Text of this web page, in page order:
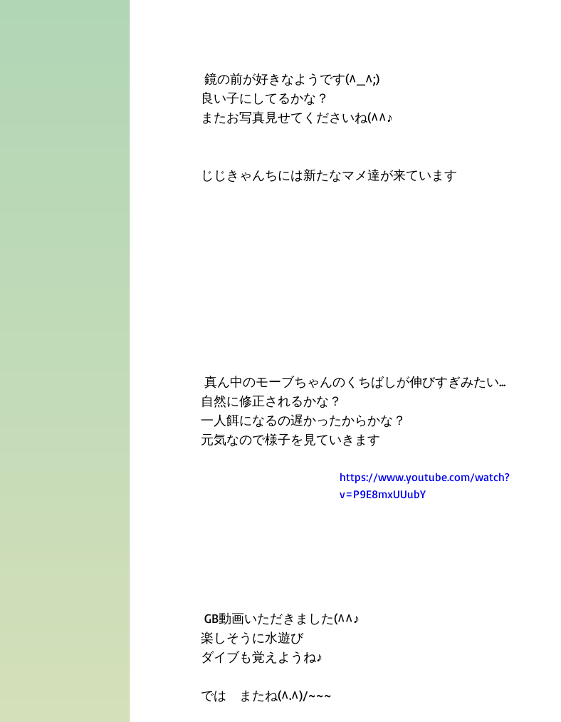
鏡の前が好きなようです(^_^;)
良い子にしてるかな？
またお写真見せてくださいね(^^♪
じじきゃんちには新たなマメ達が来ています
真ん中のモーブちゃんのくちばしが伸びすぎみたい...
自然に修正されるかな？
一人餌になるの遅かったからかな？
元気なので様子を見ていきます
https://www.youtube.com/watch?
v=P9E8mxUUubY
GB動画いただきました(^^♪
楽しそうに水遊び
ダイブも覚えようね♪
では　またね(^.^)/~~~